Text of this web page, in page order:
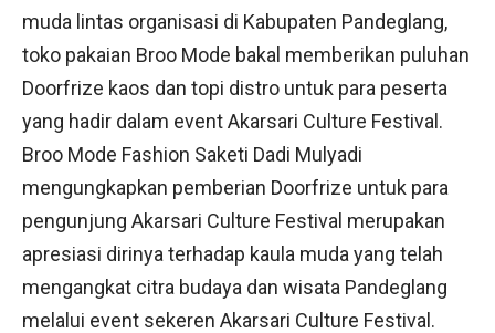
muda lintas organisasi di Kabupaten Pandeglang,
toko pakaian Broo Mode bakal memberikan puluhan
Doorfrize kaos dan topi distro untuk para peserta
yang hadir dalam event Akarsari Culture Festival.
Broo Mode Fashion Saketi Dadi Mulyadi
mengungkapkan pemberian Doorfrize untuk para
pengunjung Akarsari Culture Festival merupakan
apresiasi dirinya terhadap kaula muda yang telah
mengangkat citra budaya dan wisata Pandeglang
melalui event sekeren Akarsari Culture Festival.